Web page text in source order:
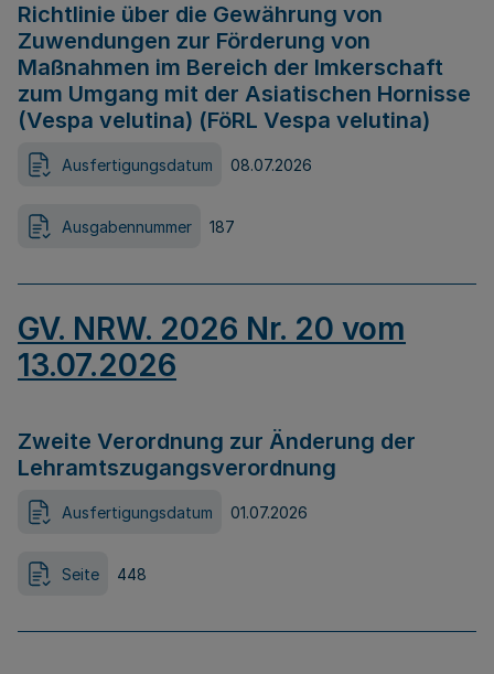
Richtlinie über die Gewährung von
Zuwendungen zur Förderung von
Maßnahmen im Bereich der Imkerschaft
zum Umgang mit der Asiatischen Hornisse
(Vespa velutina) (FöRL Vespa velutina)
Ausfertigungsdatum 08.07.2026
Ausgabennummer 187
GV. NRW. 2026 Nr. 20 vom
13.07.2026
Zweite Verordnung zur Änderung der
Lehramtszugangsverordnung
Ausfertigungsdatum 01.07.2026
Seite 448